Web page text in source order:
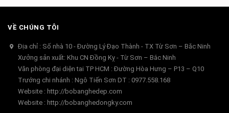
VỀ CHÚNG TÔI
Địa chỉ : Số nhà 10 - Đường Lý Đạo Thành - TX Từ Sơn – Băc Ninh
Xưởng sản xuất: Khu CN Đồng Kỵ - Từ Sơn – Bắc Ninh
Văn phòng đại diện tai TP HCM : Đường Hòa Hưng – P13 – Q10
Trướng chi nhánh : Ngô Tiến Sơn DT : 0977.558.168
Website : http://bobanghedep.com
Website : http://bobanghedongky.com